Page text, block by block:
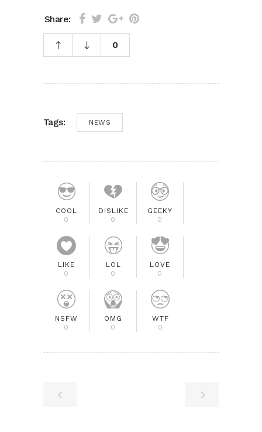
Share:
0
Tags: NEWS
COOL
0
DISLIKE
0
GEEKY
0
LIKE
0
LOL
0
LOVE
0
NSFW
0
OMG
0
WTF
0